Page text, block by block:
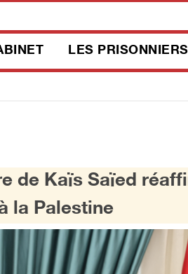
LES PRISONNIERS
de Kaïs Saïed
la Palestine